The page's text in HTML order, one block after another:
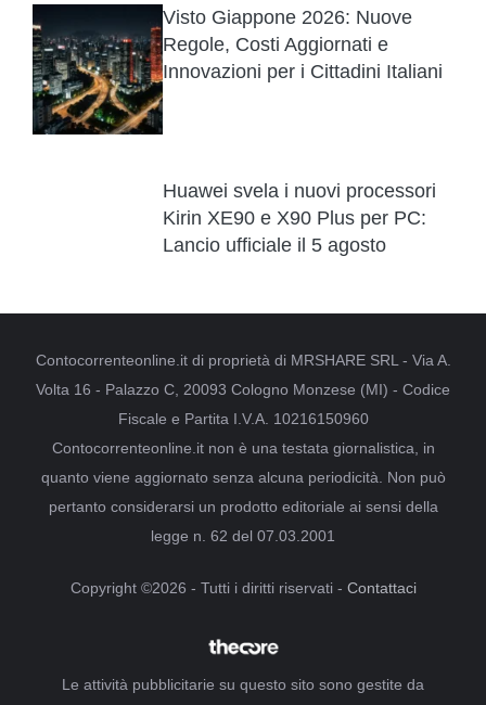
Visto Giappone 2026: Nuove
Regole, Costi Aggiornati e
Innovazioni per i Cittadini Italiani
Huawei svela i nuovi processori
Kirin XE90 e X90 Plus per PC:
Lancio ufficiale il 5 agosto
Contocorrenteonline.it di proprietà di MRSHARE SRL - Via A.
Volta 16 - Palazzo C, 20093 Cologno Monzese (MI) - Codice
Fiscale e Partita I.V.A. 10216150960
Contocorrenteonline.it non è una testata giornalistica, in
quanto viene aggiornato senza alcuna periodicità. Non può
pertanto considerarsi un prodotto editoriale ai sensi della
legge n. 62 del 07.03.2001
Copyright ©2026 - Tutti i diritti riservati - Contattaci
Le attività pubblicitarie su questo sito sono gestite da